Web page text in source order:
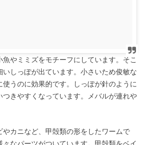
やミミズをモチーフにしています。そこ
しっぽが出ています。小さいため俊敏な
うのに効果的です。しっぽが針のように
きやすくなっています。メバルが連れや
カニなど、甲殻類の形をしたワームで